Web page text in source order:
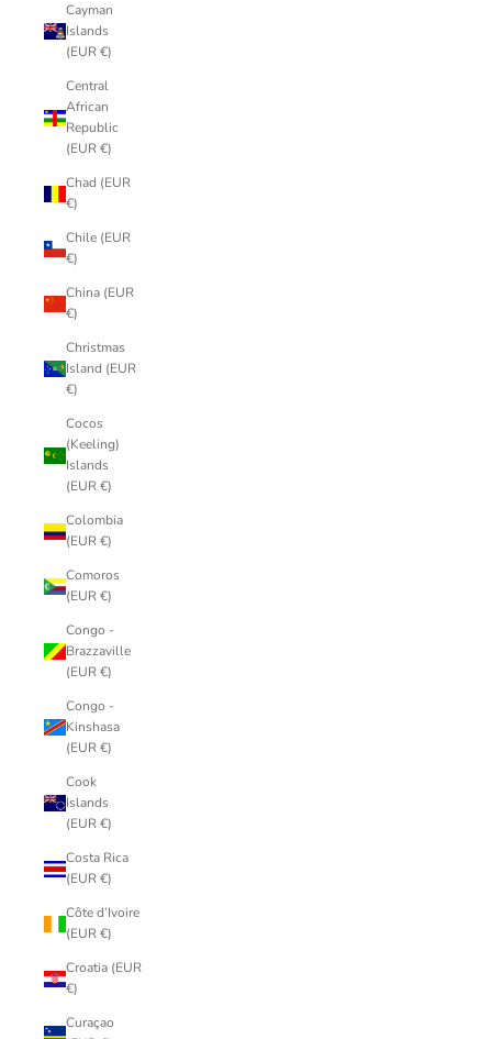
Cayman
Islands
(EUR €)
Central
African
Republic
(EUR €)
Chad (EUR
€)
Chile (EUR
€)
China (EUR
€)
Christmas
Island (EUR
€)
Cocos
(Keeling)
Islands
(EUR €)
Colombia
(EUR €)
Comoros
(EUR €)
Congo -
Brazzaville
(EUR €)
Congo -
Kinshasa
(EUR €)
Cook
Islands
(EUR €)
Costa Rica
(EUR €)
Côte d’Ivoire
(EUR €)
Croatia (EUR
€)
Curaçao